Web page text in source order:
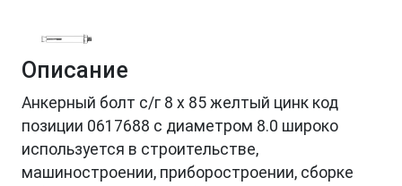
Описание
Анкерный болт с/г 8 х 85 желтый цинк код
позиции 0617688 с диаметром 8.0 широко
используется в строительстве,
машиностроении, приборостроении, сборке